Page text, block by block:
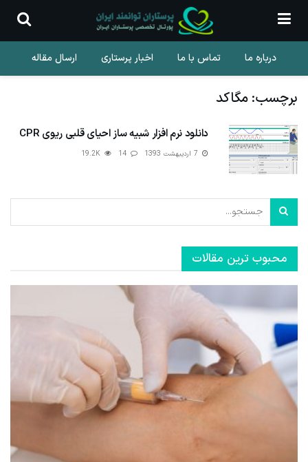
درباره ما تماس با ما اخبار پرستاری ارسال مقاله
برچسب:مگاکد
دانلود نرم افزار شبیه ساز احیای قلبی ریوی CPR
محبوب ترین مقالات